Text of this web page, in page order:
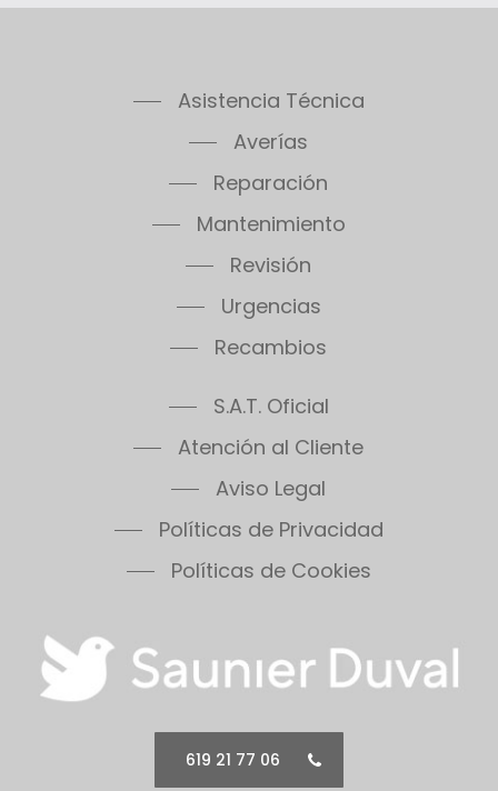
Asistencia Técnica
Averías
Reparación
Mantenimiento
Revisión
Urgencias
Recambios
S.A.T. Oficial
Atención al Cliente
Aviso Legal
Políticas de Privacidad
Políticas de Cookies
619 21 77 06